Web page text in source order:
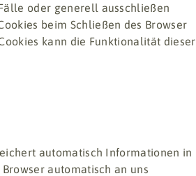
oder generell ausschließen
beim Schließen des Browser
kann die Funktionalität dieser
automatisch Informationen in
automatisch an uns